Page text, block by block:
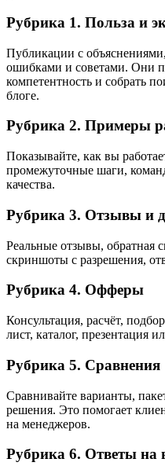
Рубрика 1. Польза и
Публикации с
ошибками и советами. Они
компетентность и собрать
блоге.
Рубрика 2. Примеры
Показывайте, как вы
промежуточные шаги,
качества.
Рубрика 3. Отзывы и
Реальные отзывы, обратная
скриншоты с разрешения,
Рубрика 4. Офферы
Консультация, расчёт,
лист, каталог, презентация
Рубрика 5. Сравнения
Сравнивайте варианты,
решения. Это помогает
на менеджеров.
Рубрика 6. Ответы на